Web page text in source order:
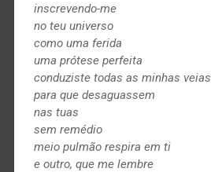
inscrevendo-me
no teu universo
como uma ferida
uma prótese perfeita
conduziste todas as minhas veias
para que desaguassem
nas tuas
sem remédio
meio pulmão respira em ti
e outro, que me lembre